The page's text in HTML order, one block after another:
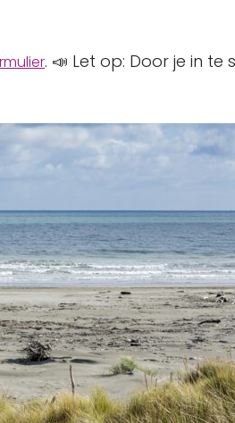
. 📣 Let op: Door je in